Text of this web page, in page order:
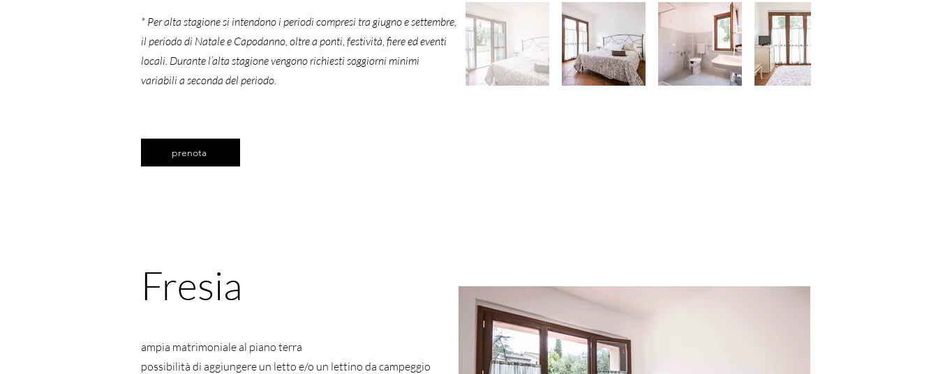
* Per alta stagione si intendono i periodi compresi tra giugno e settembre,
il periodo di Natale e Capodanno, oltre a ponti, festività, fiere ed eventi
locali. Durante l’alta stagione vengono richiesti soggiorni minimi
variabili a seconda del periodo.
prenota
Fresia
ampia matrimoniale al piano terra
possibilità di aggiungere un letto e/o un lettino da campeggio